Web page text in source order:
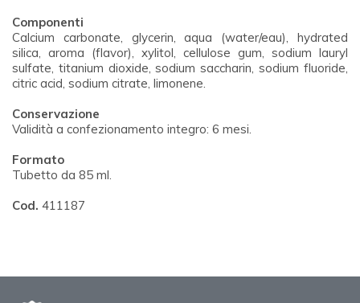
Componenti
Calcium carbonate, glycerin, aqua (water/eau), hydrated
silica, aroma (flavor), xylitol, cellulose gum, sodium lauryl
sulfate, titanium dioxide, sodium saccharin, sodium fluoride,
citric acid, sodium citrate, limonene.
Conservazione
Validità a confezionamento integro: 6 mesi.
Formato
Tubetto da 85 ml.
Cod. 411187